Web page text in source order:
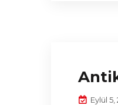
Eylül 5,